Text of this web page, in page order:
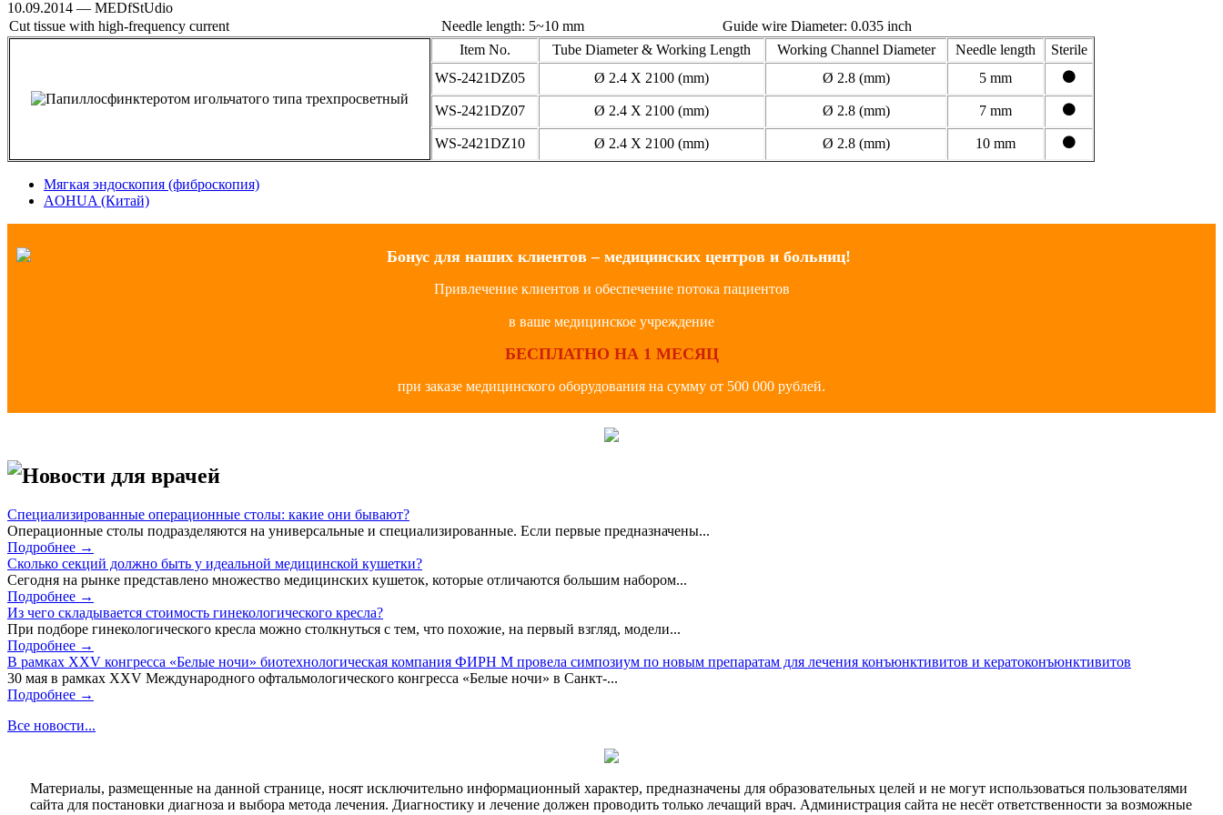
10.09.2014 — MEDfStUdio
Cut tissue with high-frequency current
Needle length: 5~10 mm
Guide wire Diameter: 0.035 inch
Item No.
Tube Diameter & Working Length Working Channel Diameter Needle length
Sterile
WS-2421DZ05
Ø 2.4 X 2100 (mm) Ø 2.8 (mm) 5 mm ⚫
WS-2421DZ07 Ø 2.4 X 2100 (mm) Ø 2.8 (mm) 7 mm ⚫
WS-2421DZ10 Ø 2.4 X 2100 (mm) Ø 2.8 (mm) 10 mm ⚫
Мягкая эндоскопия (фиброскопия)
AOHUA (Китай)
Бонус для наших клиентов – медицинских центров и больниц!
Привлечение клиентов и обеспечение потока пациентов
в ваше медицинское учреждение
БЕСПЛАТНО НА 1 МЕСЯЦ
при заказе медицинского оборудования на сумму от 500 000 рублей.
Новости для врачей
Специализированные операционные столы: какие они бывают?
Операционные столы подразделяются на универсальные и специализированные. Если первые предназначены...
Подробнее →
Сколько секций должно быть у идеальной медицинской кушетки?
Сегодня на рынке представлено множество медицинских кушеток, которые отличаются большим набором...
Подробнее →
Из чего складывается стоимость гинекологического кресла?
При подборе гинекологического кресла можно столкнуться с тем, что похожие, на первый взгляд, модели...
Подробнее →
В рамках XXV конгресса «Белые ночи» биотехнологическая компания ФИРН М провела симпозиум по новым препаратам для лечения конъюнктивитов и кератоконъюнктивитов
30 мая в рамках XXV Международного офтальмологического конгресса «Белые ночи» в Санкт-...
Подробнее →
Все новости...
Материалы, размещенные на данной странице, носят исключительно информационный характер, предназначены для образовательных целей и не могут использоваться пользователями
сайта для постановки диагноза и выбора метода лечения. Диагностику и лечение должен проводить только лечащий врач. Администрация сайта не несёт ответственности за возможные